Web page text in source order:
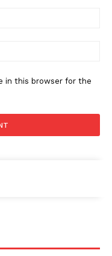
in this browser for the